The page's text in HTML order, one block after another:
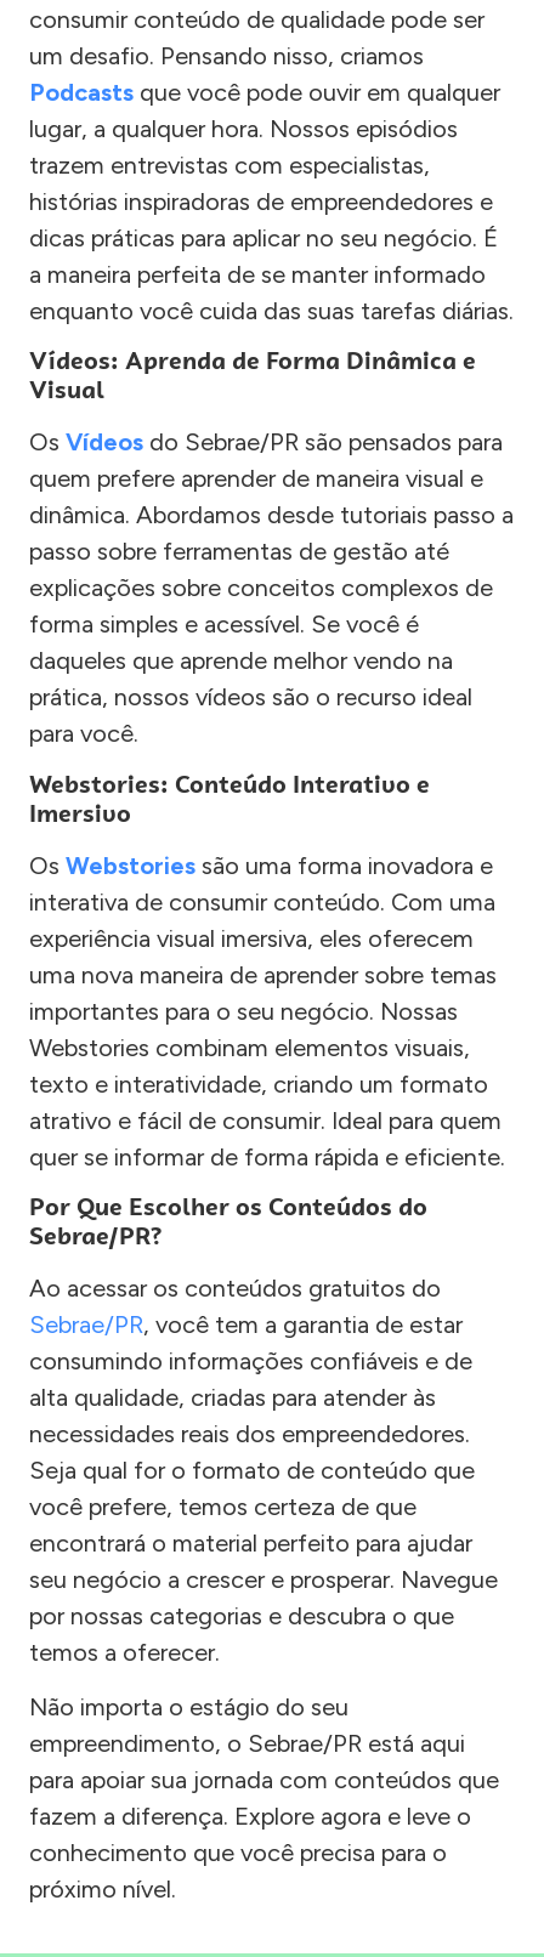
consumir conteúdo de qualidade pode ser
um desafio. Pensando nisso, criamos
Podcasts que você pode ouvir em qualquer
lugar, a qualquer hora. Nossos episódios
trazem entrevistas com especialistas,
histórias inspiradoras de empreendedores e
dicas práticas para aplicar no seu negócio. É
a maneira perfeita de se manter informado
enquanto você cuida das suas tarefas diárias.
Vídeos: Aprenda de Forma Dinâmica e
Visual
Os Vídeos do Sebrae/PR são pensados para
quem prefere aprender de maneira visual e
dinâmica. Abordamos desde tutoriais passo a
passo sobre ferramentas de gestão até
explicações sobre conceitos complexos de
forma simples e acessível. Se você é
daqueles que aprende melhor vendo na
prática, nossos vídeos são o recurso ideal
para você.
Webstories: Conteúdo Interativo e
Imersivo
Os Webstories são uma forma inovadora e
interativa de consumir conteúdo. Com uma
experiência visual imersiva, eles oferecem
uma nova maneira de aprender sobre temas
importantes para o seu negócio. Nossas
Webstories combinam elementos visuais,
texto e interatividade, criando um formato
atrativo e fácil de consumir. Ideal para quem
quer se informar de forma rápida e eficiente.
Por Que Escolher os Conteúdos do
Sebrae/PR?
Ao acessar os conteúdos gratuitos do
Sebrae/PR, você tem a garantia de estar
consumindo informações confiáveis e de
alta qualidade, criadas para atender às
necessidades reais dos empreendedores.
Seja qual for o formato de conteúdo que
você prefere, temos certeza de que
encontrará o material perfeito para ajudar
seu negócio a crescer e prosperar. Navegue
por nossas categorias e descubra o que
temos a oferecer.
Não importa o estágio do seu
empreendimento, o Sebrae/PR está aqui
para apoiar sua jornada com conteúdos que
fazem a diferença. Explore agora e leve o
conhecimento que você precisa para o
próximo nível.